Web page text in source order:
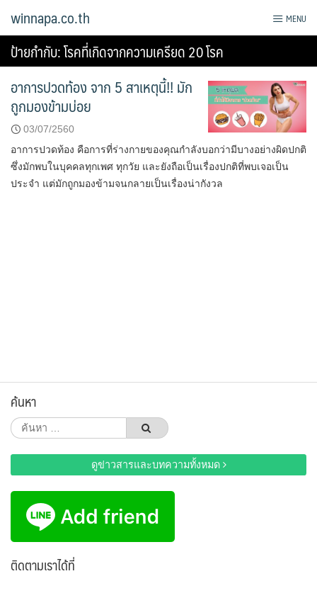
winnapa.co.th MENU
ป้ายกำกับ:โรคที่เกิดจากความเครียด 20 โรค
อาการปวดท้อง จาก 5 สาเหตุนี้!! มัก
ถูกมองข้ามบ่อย
03/07/2560
อาการปวดท้อง คือการที่ร่างกายของคุณกำลังบอกว่ามีบางอย่างผิดปกติ
ซึ่งมักพบในบุคคลทุกเพศ ทุกวัย และยังถือเป็นเรื่องปกติที่พบเจอเป็น
ประจำ แต่มักถูกมองข้ามจนกลายเป็นเรื่องน่ากังวล
ค้นหา
ค้นหา
สำหรับ:
ดูข่าวสารและบทความทั้งหมด
ติดตามเราได้ที่